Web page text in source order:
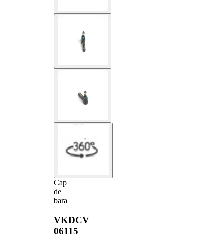
Cap
de
bara
VKDCV
06115